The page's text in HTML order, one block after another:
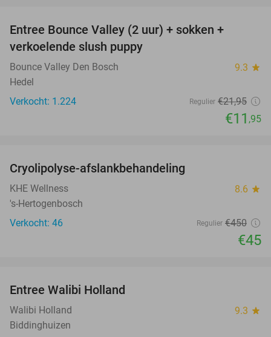
Entree Bounce Valley (2 uur) + sokken +
verkoelende slush puppy
Bounce Valley Den Bosch 9.3 star
Hedel
Verkocht: 1.224
Regulier €21,95
€11 ,95
Cryolipolyse-afslankbehandeling
KHE Wellness 8.6 star
's-Hertogenbosch
Verkocht: 46
Regulier €450
€45
Entree Walibi Holland
Walibi Holland 9.3 star
Biddinghuizen